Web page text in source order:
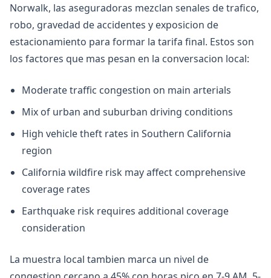
Norwalk, las aseguradoras mezclan senales de trafico,
robo, gravedad de accidentes y exposicion de
estacionamiento para formar la tarifa final. Estos son
los factores que mas pesan en la conversacion local:
Moderate traffic congestion on main arterials
Mix of urban and suburban driving conditions
High vehicle theft rates in Southern California
region
California wildfire risk may affect comprehensive
coverage rates
Earthquake risk requires additional coverage
consideration
La muestra local tambien marca un nivel de